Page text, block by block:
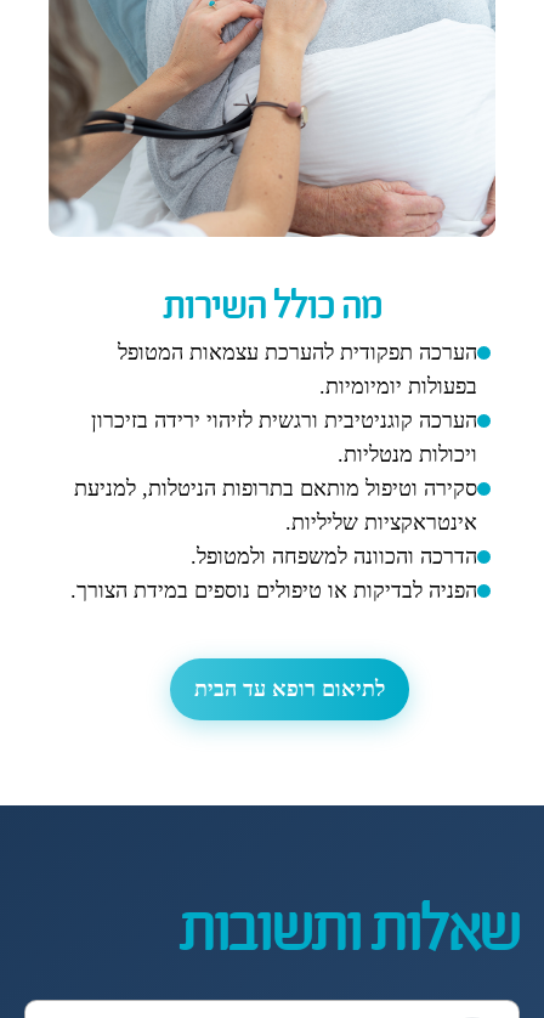
מה כולל השירות
הערכה תפקודית להערכת עצמאות המטופל
בפעולות יומיומיות.
הערכה קוגניטיבית ורגשית לזיהוי ירידה בזיכרון
ויכולות מנטליות.
סקירה וטיפול מותאם בתרופות הניטלות, למניעת
אינטראקציות שליליות.
הדרכה והכוונה למשפחה ולמטופל.
הפניה לבדיקות או טיפולים נוספים במידת הצורך.
לתיאום רופא עד הבית
שאלות ותשובות